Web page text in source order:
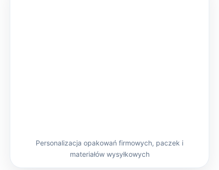
Personalizacja opakowań firmowych, paczek i
materiałów wysyłkowych